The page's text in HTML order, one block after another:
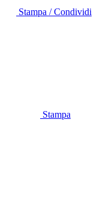
Stampa / Condividi
Stampa